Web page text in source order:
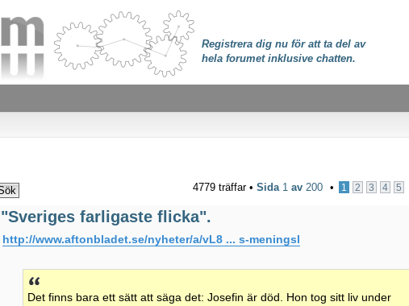
Registrera dig nu för att ta del av
hela forumet inklusive chatten.
4779 träffar • Sida 1 av 200 • 1 2 3 4 5
"Sveriges farligaste flicka".
http://www.aftonbladet.se/nyheter/a/vL8 ... s-meningsl
Det finns bara ett sätt att säga det: Josefin är död. Hon tog sitt liv under